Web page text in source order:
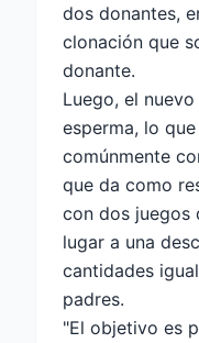
dos donantes,
clonación que
donante.
Luego, el
esperma, lo
comúnmente
que da como
con dos juegos
lugar a una
cantidades
padres.
"El objetivo es